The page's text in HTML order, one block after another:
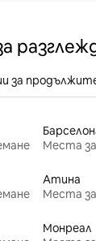
за
Места
Атина
Места
Монреал